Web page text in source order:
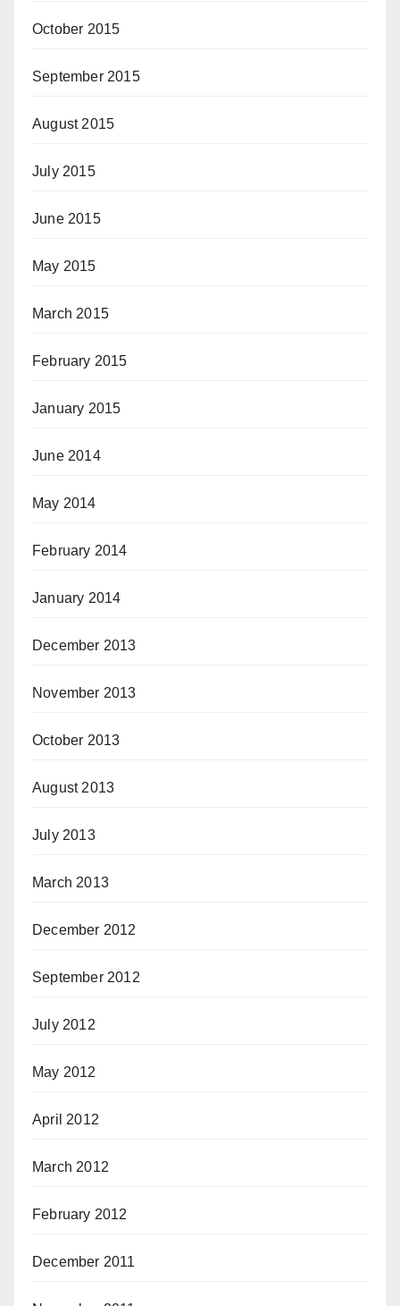
October 2015
September 2015
August 2015
July 2015
June 2015
May 2015
March 2015
February 2015
January 2015
June 2014
May 2014
February 2014
January 2014
December 2013
November 2013
October 2013
August 2013
July 2013
March 2013
December 2012
September 2012
July 2012
May 2012
April 2012
March 2012
February 2012
December 2011